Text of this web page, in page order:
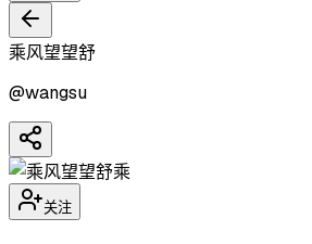
乘风望望舒
@wangsu
乘
关注